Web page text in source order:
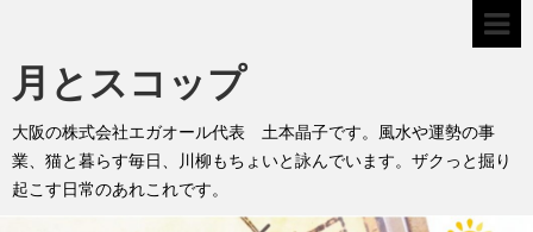
月とスコップ
大阪の株式会社エガオール代表 土本晶子です。風水や運勢の事
業、猫と暮らす毎日、川柳もちょいと詠んでいます。ザクっと掘り
起こす日常のあれこれです。